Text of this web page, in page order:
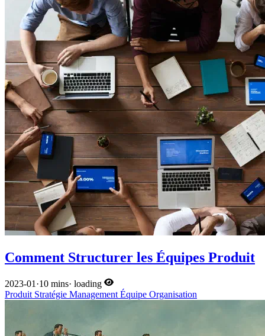
Comment Structurer les Équipes Produit
2023-01 ·10 mins· loading
Produit Stratégie Management Équipe Organisation